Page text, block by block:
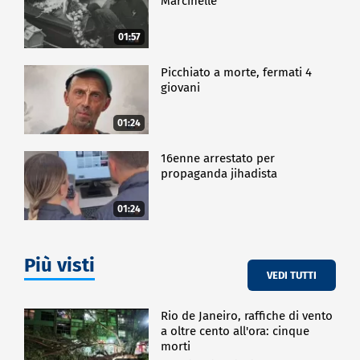
CRONACA
01:57
01:24
Picchiato a morte, fermati 4
giovani
01:24
16enne arrestato per
propaganda jihadista
Più visti VEDI TUTTI
Rio de Janeiro, raffiche di vento
a oltre cento all'ora: cinque
morti